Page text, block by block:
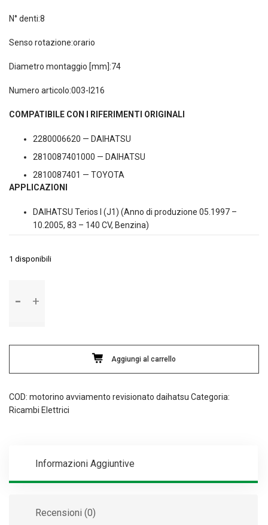
N° denti:8
Senso rotazione:orario
Diametro montaggio [mm]:74
Numero articolo:003-I216
COMPATIBILE CON I RIFERIMENTI ORIGINALI
2280006620 — DAIHATSU
2810087401000 — DAIHATSU
2810087401 — TOYOTA
APPLICAZIONI
DAIHATSU Terios I (J1) (Anno di produzione 05.1997 –
10.2005, 83 – 140 CV, Benzina)
1 disponibili
d'avviamento
Daihatsu
Aggiungi al carrello
COD: motorino avviamento revisionato daihatsu Categoria:
Ricambi Elettrici
Informazioni Aggiuntive
Recensioni (0)